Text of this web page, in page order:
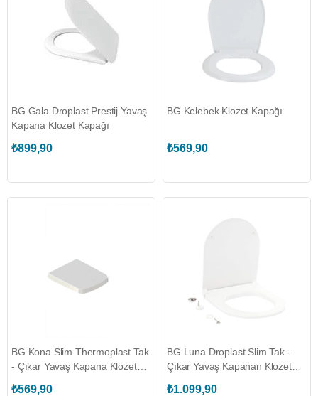
BG Gala Droplast Prestij Yavaş
Kapana Klozet Kapağı
₺899,90
BG Kelebek Klozet Kapağı
₺569,90
BG Kona Slim Thermoplast Tak
- Çıkar Yavaş Kapana Klozet
₺569,90
BG Luna Droplast Slim Tak -
Çıkar Yavaş Kapanan Klozet
₺1.099,90